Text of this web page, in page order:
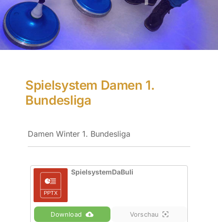
Spielsystem Damen 1.
Bundesliga
Damen Winter 1. Bundesliga
SpielsystemDaBuli
Download Vorschau